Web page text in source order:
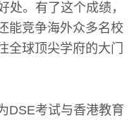
处。有了这个成绩，
能竞争海外众多名校
全球顶尖学府的大门
DSE考试与香港教育